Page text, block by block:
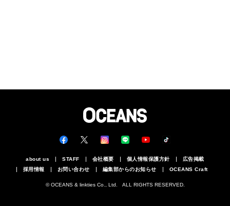
about us STAFF 会社概要 個人情報保護方針
広告掲載
採用情報
お問い合わせ 編集部からのお知らせ OCEANS Craft
© OCEANS & linkties Co., Ltd. ALL RIGHTS RESERVED.